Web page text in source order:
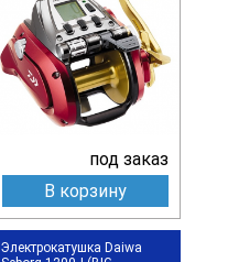
под заказ
В корзину
Электрокатушка Daiwa